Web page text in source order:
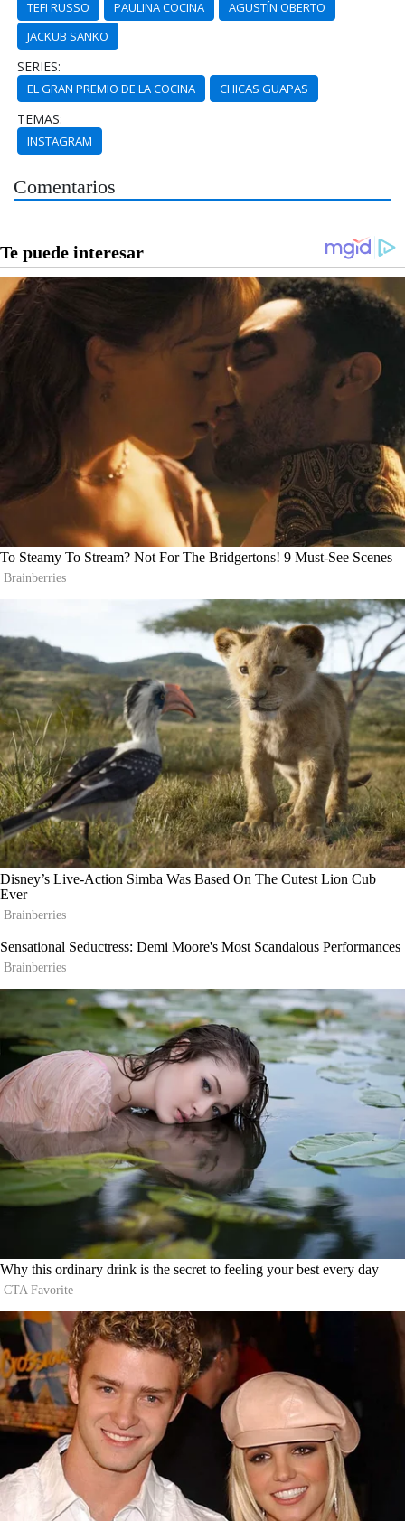
TEFI RUSSO PAULINA COCINA
AGUSTÍN OBERTO
JACKUB SANKO
SERIES:
EL GRAN PREMIO DE LA COCINA CHICAS GUAPAS
TEMAS:
INSTAGRAM
Comentarios